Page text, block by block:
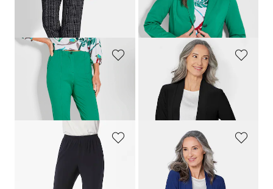
Laagste prijs van de afgelopen 30
dagen**: 139,95 € (-14%)
GOLDNER
Jersey broek
LOUISA
met elastische tailleband
109,95 €
GOLDNER
Soepelvallend, lang jersey jasje
119,95 €
Comfortabele slinky broek VERA
GOLDNER
Soepelvallend, lang jersey jasje
119,95 €